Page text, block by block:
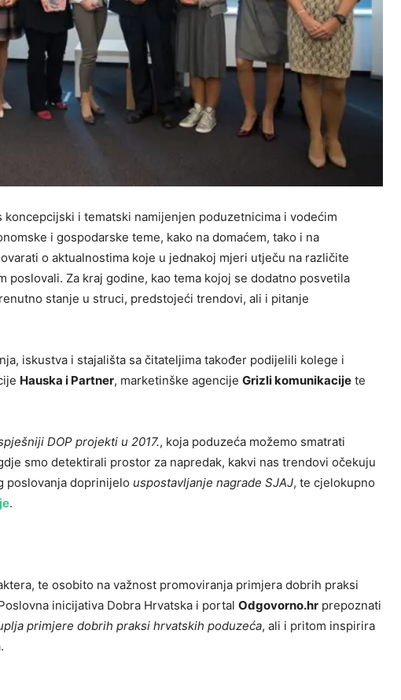
i tematski namijenjen poduzetnicima i vodećim
i gospodarske teme, kako na domaćem, tako i na
o aktualnostima koje u jednakoj mjeri utječu na različite
Za kraj godine, kao tema kojoj se dodatno posvetila
stanje u struci, predstojeći trendovi, ali i pitanje
iskustva i stajališta sa čitateljima također podijelili kolege i
Hauska i Partner, marketinške agencije Grizli komunikacije te
DOP projekti u 2017., koja poduzeća možemo smatrati
smo detektirali prostor za napredak, kakvi nas trendovi očekuju
poslovanja doprinijelo uspostavljanje nagrade SJAJ, te cjelokupno
.
te osobito na važnost promoviranja primjera dobrih praksi
inicijativa Dobra Hrvatska i portal Odgovorno.hr prepoznati
primjere dobrih praksi hrvatskih poduzeća, ali i pritom inspirira